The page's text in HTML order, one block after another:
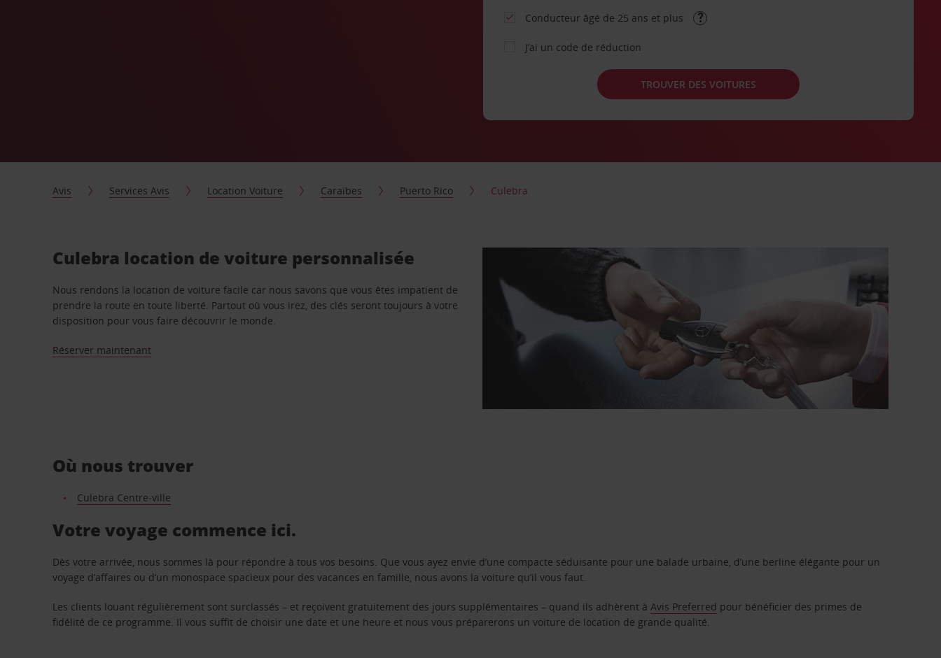
Conducteur âgé de 25 ans et plus
J’ai un code de réduction
TROUVER DES VOITURES
Avis Services Avis Location Voiture Caraïbes Puerto Rico Culebra
Culebra location de voiture personnalisée
Nous rendons la location de voiture facile car nous savons que vous êtes impatient de
prendre la route en toute liberté. Partout où vous irez, des clés seront toujours à votre
disposition pour vous faire découvrir le monde.
Réserver maintenant
Où nous trouver
Culebra Centre-ville
Votre voyage commence ici.
Dès votre arrivée, nous sommes là pour répondre à tous vos besoins. Que vous ayez envie d’une compacte séduisante pour une balade urbaine, d’une berline élégante pour un
voyage d’affaires ou d’un monospace spacieux pour des vacances en famille, nous avons la voiture qu’il vous faut.
Les clients louant régulièrement sont surclassés – et reçoivent gratuitement des jours supplémentaires – quand ils adhèrent àAvis Preferred pour bénéficier des primes de
fidélité de ce programme. Il vous suffit de choisir une date et une heure et nous vous préparerons un voiture de location de grande qualité.